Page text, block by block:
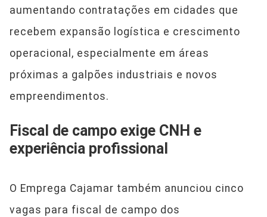
aumentando contratações em cidades que
recebem expansão logística e crescimento
operacional, especialmente em áreas
próximas a galpões industriais e novos
empreendimentos.
Fiscal de campo exige CNH e
experiência profissional
O Emprega Cajamar também anunciou cinco
vagas para fiscal de campo dos